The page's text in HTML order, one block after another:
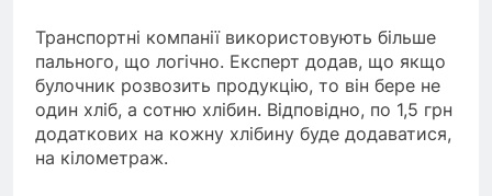
Транспортні компанії використовують більше
пального, що логічно. Експерт додав, що якщо
булочник розвозить продукцію, то він бере не
один хліб, а сотню хлібин. Відповідно, по 1,5 грн
додаткових на кожну хлібину буде додаватися,
на кілометраж.